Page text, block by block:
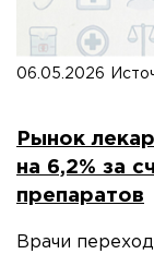
06.05.2026
Рынок
на 6,2% за
препаратов
Врачи